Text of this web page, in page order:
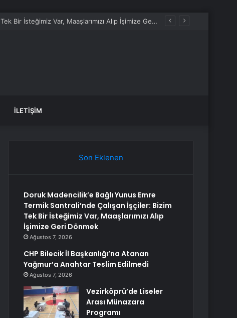
Doruk Madencilik’e Bağlı Yunus Emre Termik Santrali’nde Çalışan İşçiler: Bizim Tek Bir İsteğimiz Var, Maaşlarımızı Alıp İşimize Geri Dönmek
İLETIŞIM
Son Eklenen
Doruk Madencilik’e Bağlı Yunus Emre
Termik Santrali’nde Çalışan İşçiler: Bizim
Tek Bir İsteğimiz Var, Maaşlarımızı Alıp
İşimize Geri Dönmek
Ağustos 7, 2026
CHP Bilecik İl Başkanlığı’na Atanan
Yağmur’a Anahtar Teslim Edilmedi
Ağustos 7, 2026
Vezirköprü’de Liseler
Arası Münazara
Programı